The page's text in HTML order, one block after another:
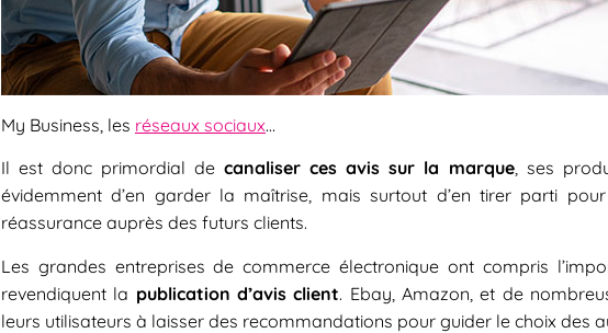
My Business, les réseaux sociaux…
Il est donc primordial decanaliser ces avis sur la marque, ses
évidemment d’en garder la maîtrise, mais surtout d’en tirer parti
réassurance auprès des futurs clients.
Les grandes entreprises de commerce électronique ont compris
revendiquent la publication d’avis client. Ebay, Amazon, et de
leurs utilisateurs à laisser des recommandations pour guider le choix des